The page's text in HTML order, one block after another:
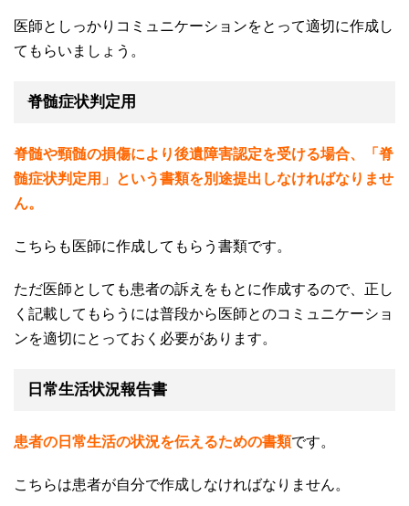
医師としっかりコミュニケーションをとって適切に作成し
てもらいましょう。
脊髄症状判定用
脊髄や頸髄の損傷により後遺障害認定を受ける場合、「脊
髄症状判定用」という書類を別途提出しなければなりませ
ん。
こちらも医師に作成してもらう書類です。
ただ医師としても患者の訴えをもとに作成するので、正し
く記載してもらうには普段から医師とのコミュニケーショ
ンを適切にとっておく必要があります。
日常生活状況報告書
患者の日常生活の状況を伝えるための書類です。
こちらは患者が自分で作成しなければなりません。